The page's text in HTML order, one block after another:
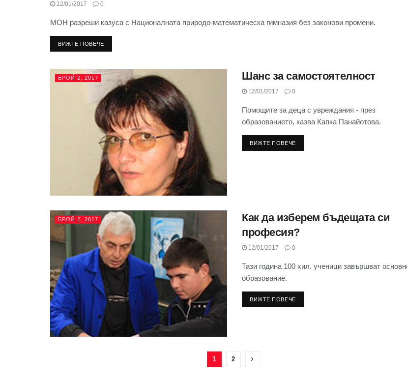
12/01/2017 0
МОН разреши казуса с Националната природо-математическа гимназия без законови промени.
ВИЖТЕ ПОВЕЧЕ
БРОЙ 2, 2017 Шанс за самостоятелност
12/01/2017 0
Помощите за деца с увреждания - през
образованието, казва Капка Панайотова.
ВИЖТЕ ПОВЕЧЕ
БРОЙ 2, 2017
Как да изберем бъдещата си
професия?
12/01/2017 0
Тази година 100 хил. ученици завършват
образование.
ВИЖТЕ ПОВЕЧЕ
1 2